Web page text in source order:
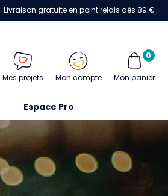
Livraison gratuite en point relais dès 89 €
Mes projets Mon compte Mon panier
0
Espace Pro